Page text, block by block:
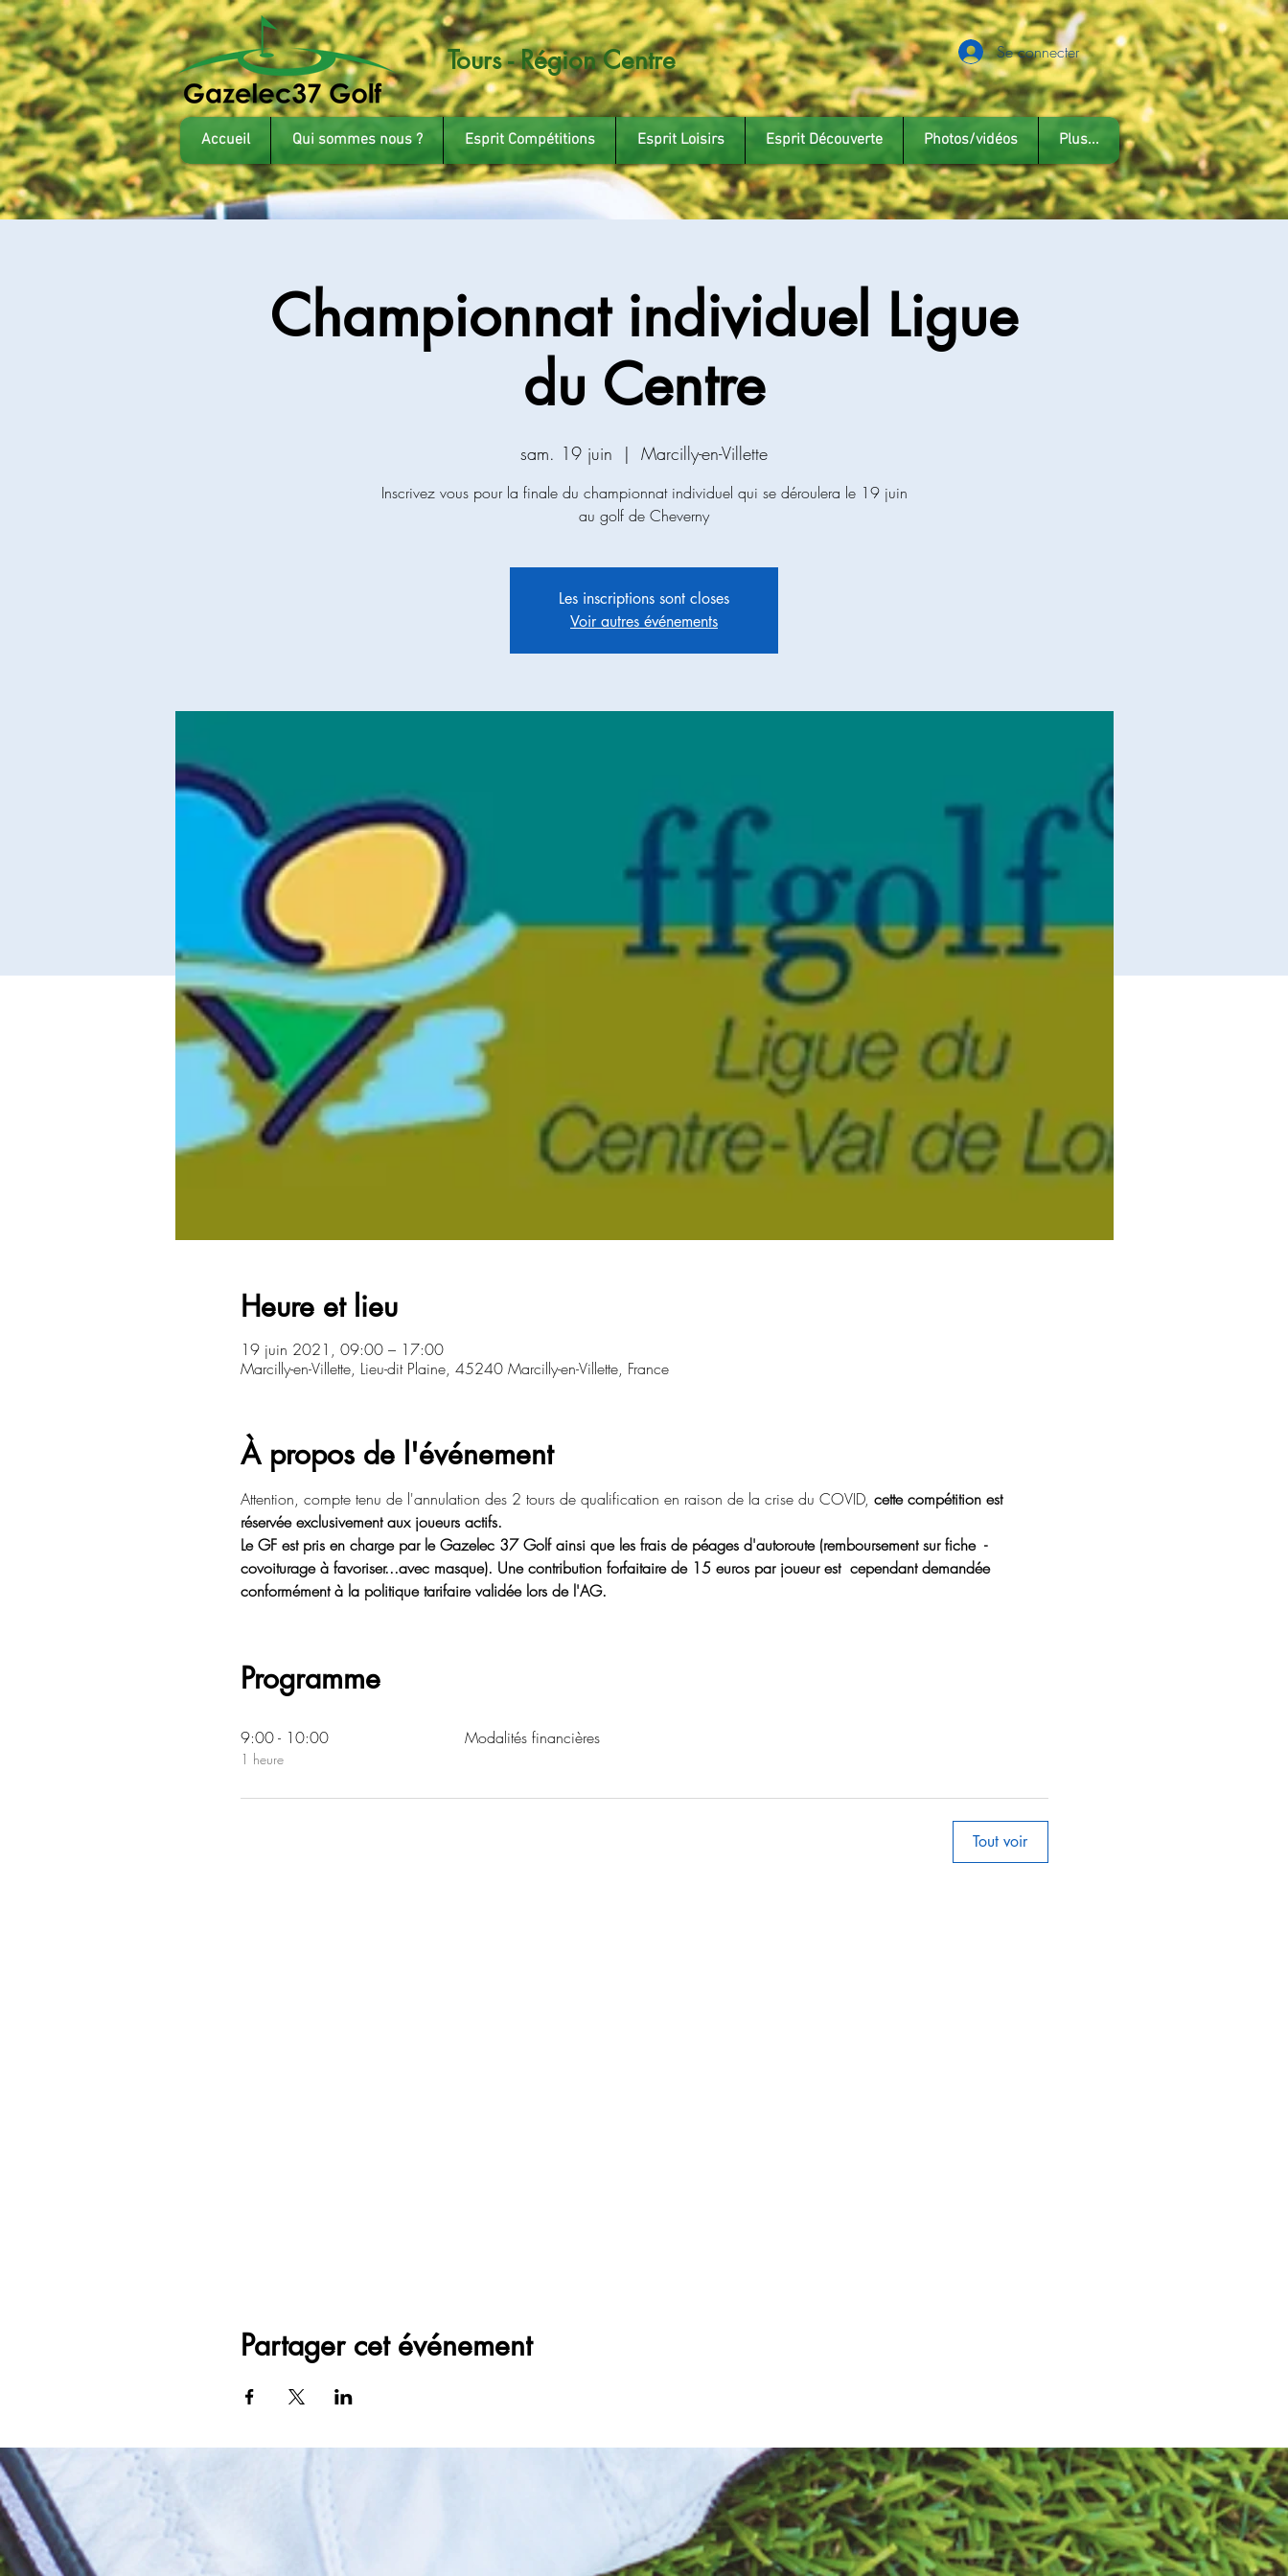
Tours - Région Centre Se connecter
Accueil Qui sommes nous ? Esprit Compétitions Esprit Loisirs Esprit Découverte Photos/vidéos Plus...
Championnat individuel Ligue
du Centre
sam. 19 juin
  |
Marcilly-en-Villette
Inscrivez vous pour la finale du championnat individuel qui se déroulera le 19 juin
au golf de Cheverny
Les inscriptions sont closes
Voir autres événements
Heure et lieu
19 juin 2021, 09:00 – 17:00
Marcilly-en-Villette, Lieu-dit Plaine, 45240 Marcilly-en-Villette, France
À propos de l'événement
Attention, compte tenu de l'annulation des 2 tours de qualification en raison de la crise du COVID, cette compétition est
réservée exclusivement aux joueurs actifs.
Le GF est pris en charge par le Gazelec 37 Golf ainsi que les frais de péages d'autoroute (remboursement sur fiche  -
covoiturage à favoriser...avec masque). Une contribution forfaitaire de 15 euros par joueur est  cependant demandée
conformément à la politique tarifaire validée lors de l'AG.
Programme
9:00 - 10:00
1 heure
Modalités financières
Tout voir
Partager cet événement